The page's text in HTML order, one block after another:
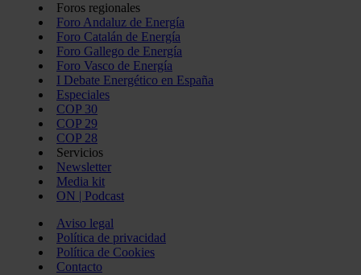
Foros regionales
Foro Andaluz de Energía
Foro Catalán de Energía
Foro Gallego de Energía
Foro Vasco de Energía
I Debate Energético en España
Especiales
COP 30
COP 29
COP 28
Servicios
Newsletter
Media kit
ON | Podcast
Aviso legal
Política de privacidad
Política de Cookies
Contacto